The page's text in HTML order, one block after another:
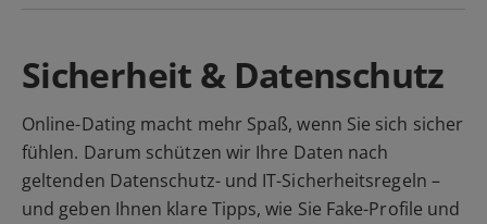
Sicherheit & Datenschutz
Online-Dating macht mehr Spaß, wenn Sie sich sicher
fühlen. Darum schützen wir Ihre Daten nach
geltenden Datenschutz- und IT-Sicherheitsregeln –
und geben Ihnen klare Tipps, wie Sie Fake-Profile und